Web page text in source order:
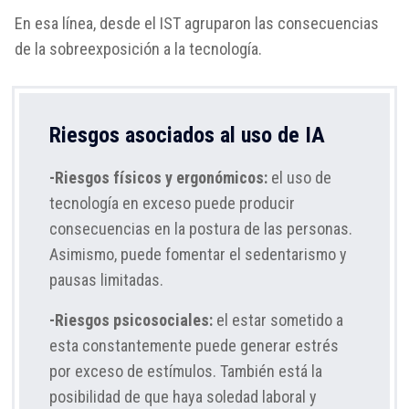
En esa línea, desde el IST agruparon las consecuencias
de la sobreexposición a la tecnología.
Riesgos asociados al uso de IA
-Riesgos físicos y ergonómicos: el uso de
tecnología en exceso puede producir
consecuencias en la postura de las personas.
Asimismo, puede fomentar el sedentarismo y
pausas limitadas.
-Riesgos psicosociales: el estar sometido a
esta constantemente puede generar estrés
por exceso de estímulos. También está la
posibilidad de que haya soledad laboral y